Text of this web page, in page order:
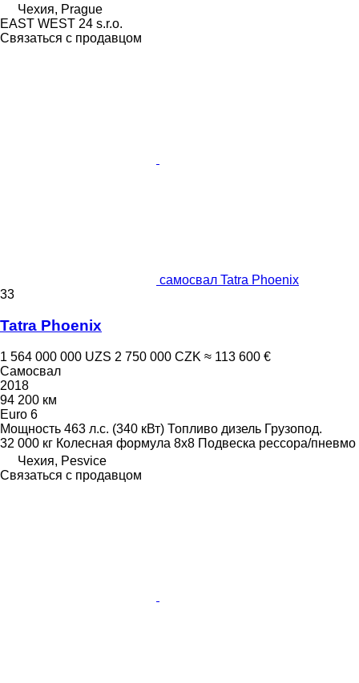
Чехия, Prague
EAST WEST 24 s.r.o.
Связаться с продавцом
самосвал Tatra Phoenix
33
Tatra Phoenix
1 564 000 000 UZS 2 750 000 CZK ≈ 113 600 €
Самосвал
2018
94 200 км
Euro 6
Мощность 463 л.с. (340 кВт) Топливо дизель Грузопод.
32 000 кг Колесная формула 8x8 Подвеска рессора/пневмо
Чехия, Pesvice
Связаться с продавцом